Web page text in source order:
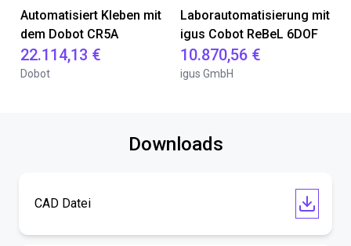
Automatisiert Kleben mit
dem Dobot CR5A
22.114,13 €
Dobot
Laborautomatisierung mit
igus Cobot ReBeL 6DOF
10.870,56 €
igus GmbH
Downloads
CAD Datei